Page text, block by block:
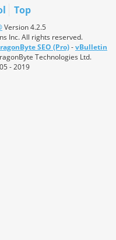
Top
Version 4.2.5
Inc. All rights reserved.
SEO (Pro)-vBulletin
Technologies Ltd.
- 2019